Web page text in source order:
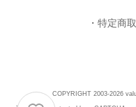
特定商
COPYRIGHT 2003-2026